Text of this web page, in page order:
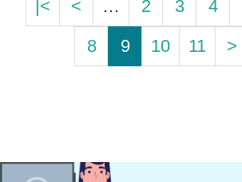
|< < … 2 3 4
8
9 10 11 >